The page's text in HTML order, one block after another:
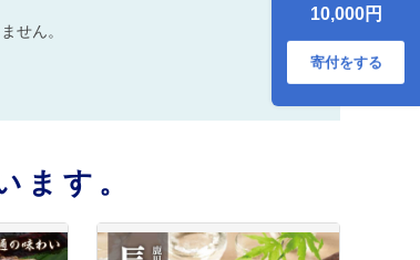
10,000円
寄付をする
せん。
ます。